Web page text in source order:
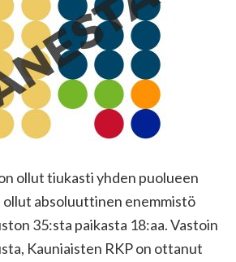
ollut tiukasti yhden puolueen
ollut absoluuttinen enemmistö
35:sta paikasta 18:aa. Vastoin
Kauniaisten RKP on ottanut